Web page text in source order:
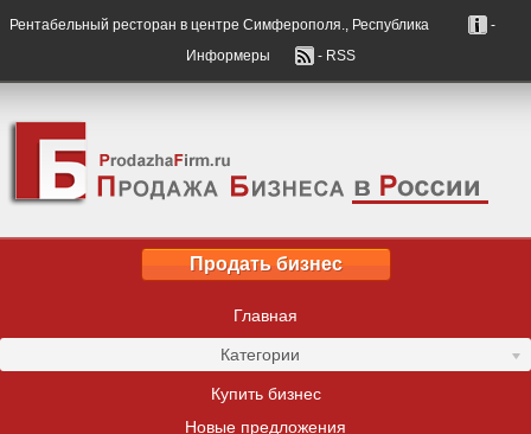
Рентабельный ресторан в центре Симферополя., Республика
-
Информеры
- RSS
Продать бизнес
Главная
Категории
Купить бизнес
Новые предложения